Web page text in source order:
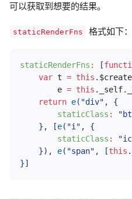
可以获取到想要的结果。
staticRenderFns 格式如下：
staticRenderFns : [
var t = this .
        e
= this . _self.
return e( "div" ,
{
staticClass :
} , [e( "i" ,
{
staticClass :
}) , e( "span" , [this .
}]